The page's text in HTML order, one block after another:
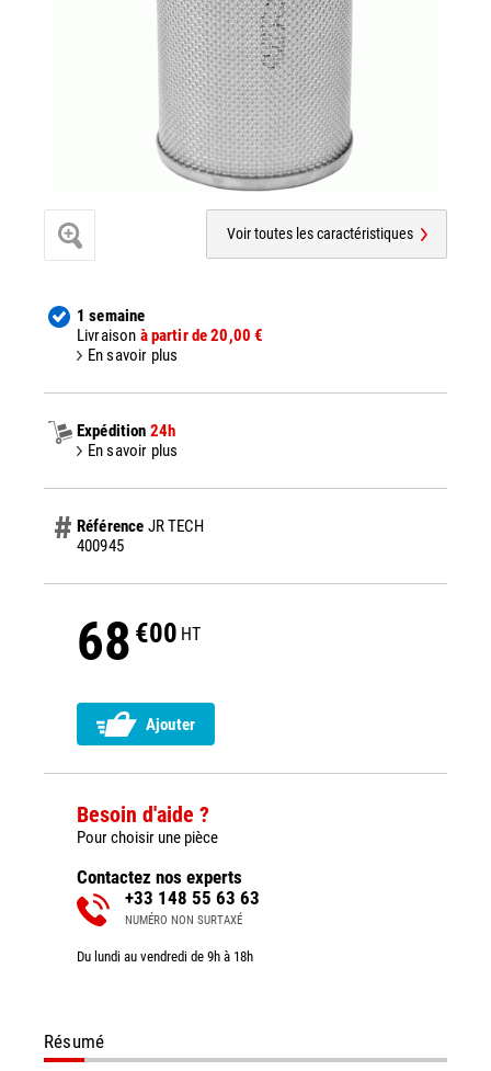
Voir toutes les caractéristiques
1 semaine
Livraison à partir de 20,00 €
En savoir plus
Expédition 24h
En savoir plus
Référence JR TECH
400945
68 €00 HT
Ajouter
Besoin d'aide ?
Pour choisir une pièce
Contactez nos experts
+33 148 55 63 63
NUMÉRO NON SURTAXÉ
Du lundi au vendredi de 9h à 18h
Résumé